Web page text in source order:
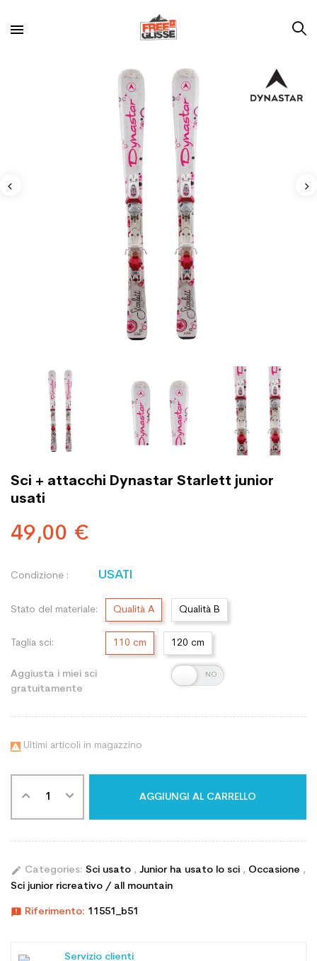
Sci + attacchi Dynastar Starlett junior
usati
49,00 €
Condizione : USATI
Stato del materiale: Qualità A Qualità B
Taglia sci: 110 cm 120 cm
Aggiusta i miei sci
gratuitamente
 Ultimi articoli in magazzino
AGGIUNGI AL CARRELLO
edit Categories: Sci usato , Junior ha usato lo sci , Occasione ,
Sci junior ricreativo / all mountain
announcement Riferimento: 11551_b51
Servizio clienti